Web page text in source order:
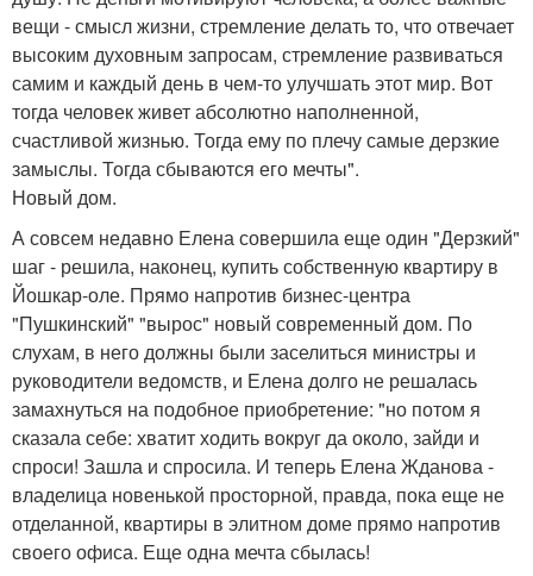
вещи - смысл жизни, стремление делать то, что отвечает
высоким духовным запросам, стремление развиваться
самим и каждый день в чем-то улучшать этот мир. Вот
тогда человек живет абсолютно наполненной,
счастливой жизнью. Тогда ему по плечу самые дерзкие
замыслы. Тогда сбываются его мечты".
Новый дом.
А совсем недавно Елена совершила еще один "Дерзкий"
шаг - решила, наконец, купить собственную квартиру в
Йошкар-оле. Прямо напротив бизнес-центра
"Пушкинский" "вырос" новый современный дом. По
слухам, в него должны были заселиться министры и
руководители ведомств, и Елена долго не решалась
замахнуться на подобное приобретение: "но потом я
сказала себе: хватит ходить вокруг да около, зайди и
спроси! Зашла и спросила. И теперь Елена Жданова -
владелица новенькой просторной, правда, пока еще не
отделанной, квартиры в элитном доме прямо напротив
своего офиса. Еще одна мечта сбылась!